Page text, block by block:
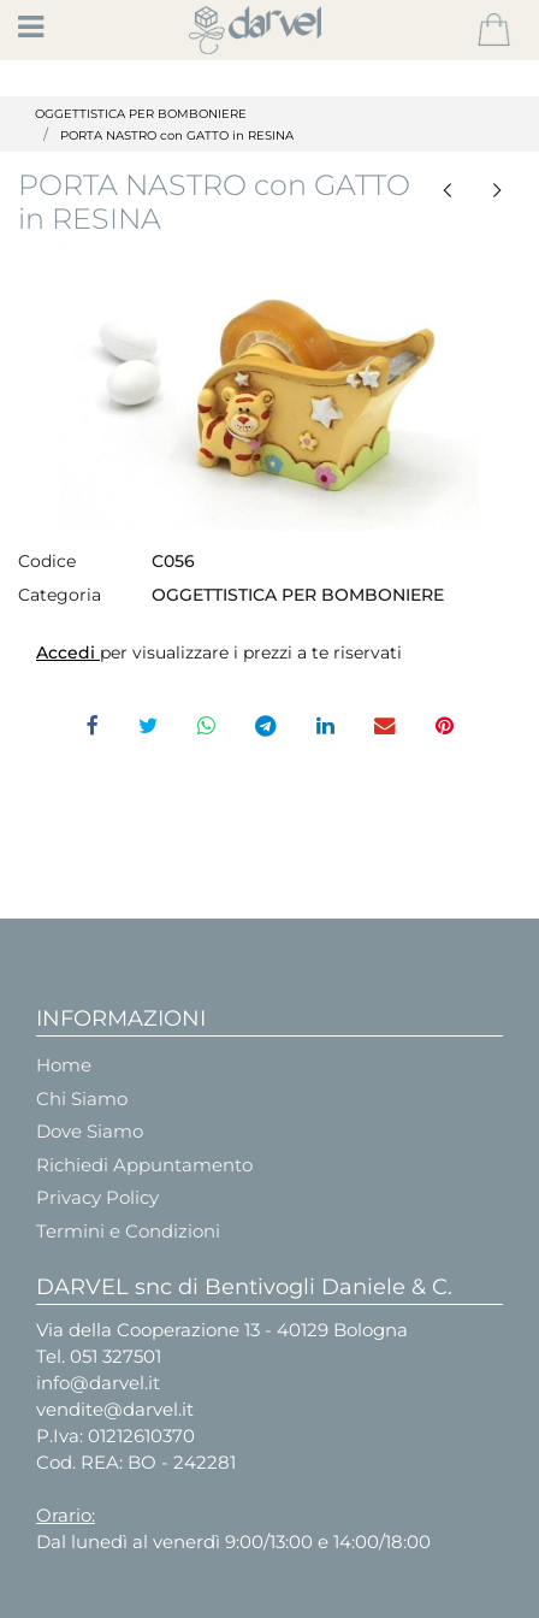
Open
OGGETTISTICA PER BOMBONIERE
PORTA NASTRO con GATTO in RESINA
PORTA NASTRO con GATTO
in RESINA
Codice
C056
Categoria
OGGETTISTICA PER BOMBONIERE
Accedi per visualizzare i prezzi a te riservati
INFORMAZIONI
Home
Chi Siamo
Dove Siamo
Richiedi Appuntamento
Privacy Policy
Termini e Condizioni
DARVEL snc di Bentivogli Daniele & C.
Via della Cooperazione 13 - 40129 Bologna
Tel. 051 327501
info@darvel.it
vendite@darvel.it
P.Iva: 01212610370
Cod. REA: BO - 242281
Orario:
Dal lunedì al venerdì 9:00/13:00 e 14:00/18:00